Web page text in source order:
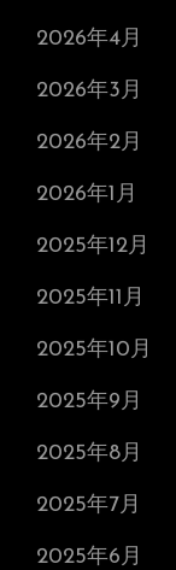
2026年4月
2026年3月
2026年2月
2026年1月
2025年12月
2025年11月
2025年10月
2025年9月
2025年8月
2025年7月
2025年6月